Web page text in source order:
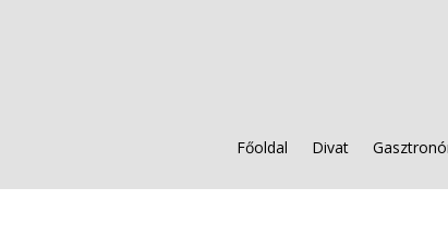
Főoldal Divat